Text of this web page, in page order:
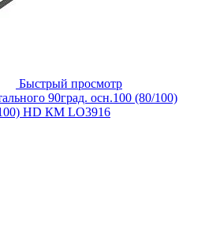
Быстрый просмотр
90град. осн.100 (80/100)
HD КМ LO3916